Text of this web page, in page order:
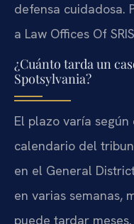
defensa cuidadosa.
a Law Offices Of
¿Cuánto tarda un
Spotsylvania?
El plazo varía
calendario del
en el General
en varias semanas,
puede tardar